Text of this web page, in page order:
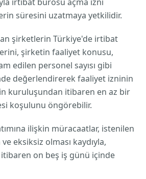
süresini uzatmaya yetkilidir.
şirketlerin Türkiye'de irtibat
şirketin faaliyet konusu,
edilen personel sayısı gibi
değerlendirerek faaliyet izninin
kuruluşundan itibaren en az bir
koşulunu öngörebilir.
ilişkin müracaatlar, istenilen
eksiksiz olması kaydıyla,
on beş iş günü içinde